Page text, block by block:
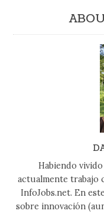
Habiendo
actualmente trabajo
InfoJobs.net. En
sobre innovación